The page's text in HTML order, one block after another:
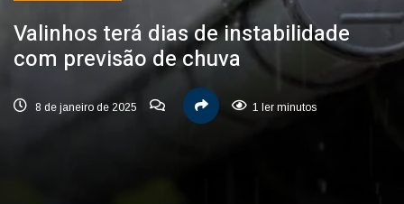
Valinhos terá dias de instabilidade
com previsão de chuva
8 de janeiro de 2025 1 ler minutos